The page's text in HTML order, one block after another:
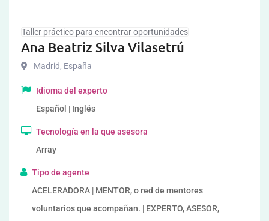
Taller práctico para encontrar oportunidades
Ana Beatriz Silva Vilasetrú
Madrid, España
Idioma del experto
Español | Inglés
Tecnología en la que asesora
Array
Tipo de agente
ACELERADORA | MENTOR, o red de mentores
voluntarios que acompañan. | EXPERTO, ASESOR,